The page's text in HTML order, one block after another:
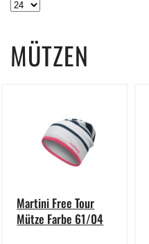
MÜTZEN
Martini Free Tour
Mütze Farbe 61/04